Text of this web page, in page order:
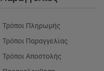
Τρόποι Πληρωμής
Τρόποι Παραγγελίας
Τρόποι Αποστολής